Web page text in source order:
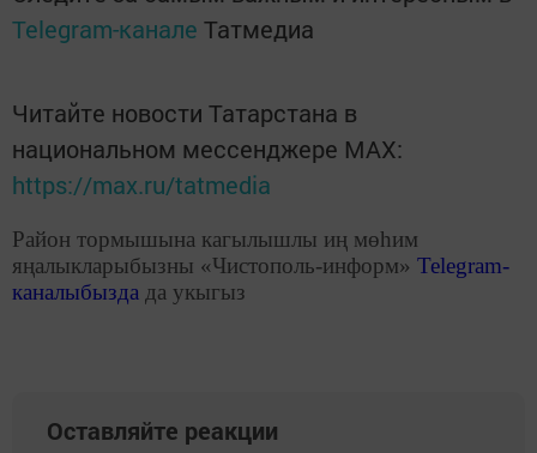
Telegram-канале Татмедиа
Читайте новости Татарстана в
национальном мессенджере MАХ:
https://max.ru/tatmedia
Район тормышына кагылышлы иң мөһим
яңалыкларыбызны «Чистополь-информ» Telegram-
каналыбызда да укыгыз
Оставляйте реакции